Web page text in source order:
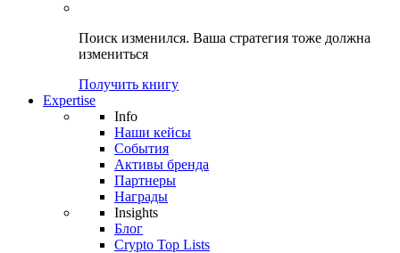
Поиск изменился. Ваша стратегия тоже должна
измениться
Получить книгу
Expertise
Info
Наши кейсы
События
Активы бренда
Партнеры
Награды
Insights
Блог
Crypto Top Lists